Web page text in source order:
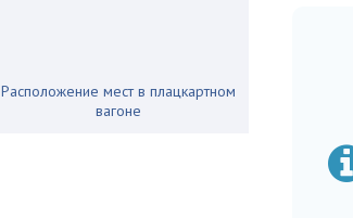
Расположение мест в плацкартном
вагоне